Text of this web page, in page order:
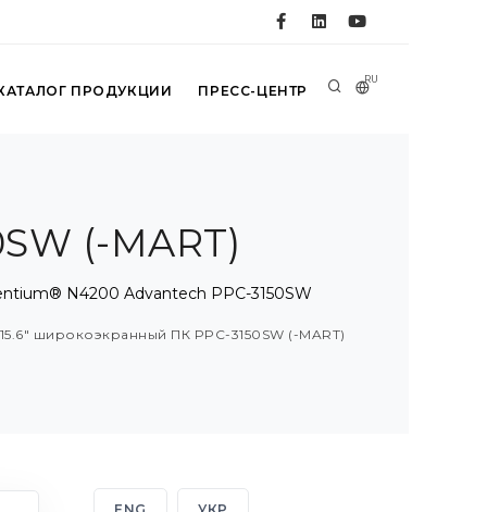
RU
ПРОДУКЦИИ ПРЕСС-ЦЕНТР
(-MART)
N4200 Advantech PPC-3150SW
15.6" широкоэкранный ПК PPC-3150SW (-MART)